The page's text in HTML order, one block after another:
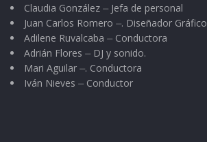
Claudia González ⏤ Jefa de personal
Juan Carlos Romero ⏤. Diseñador Gráfico
Adilene Ruvalcaba ⏤ Conductora
Adrián Flores ⏤ DJ y sonido.
Mari Aguilar ⏤. Conductora
Iván Nieves ⏤ Conductor